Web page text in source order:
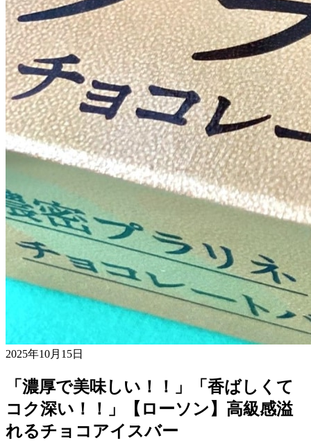
2025年10月15日
「濃厚で美味しい！！」「香ばしくて
コク深い！！」【ローソン】高級感溢
れるチョコアイスバー